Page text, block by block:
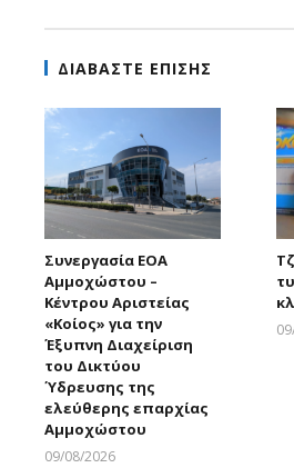
ΔΙΑΒΑΣΤΕ ΕΠΙΣΗΣ
Συνεργασία ΕΟΑ
Αμμοχώστου –
Κέντρου Αριστείας
«Κοίος» για την
Έξυπνη Διαχείριση
του Δικτύου
Ύδρευσης της
ελεύθερης επαρχίας
Αμμοχώστου
09/08/2026